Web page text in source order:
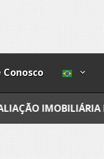
Conosco
DO INDIZÍVEL